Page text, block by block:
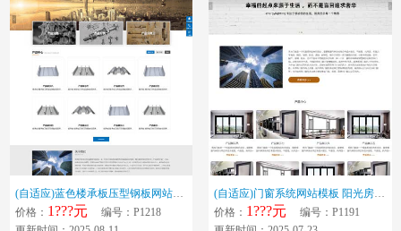
(自适应)蓝色楼承板压型钢板网站模板 建筑工程材料网站源码下载
价格： 1???元 编号：P1218
(自适应)门窗系统网站模板 阳光房铝合金门窗企业网站源码下载
价格： 1???元 编号：P1191